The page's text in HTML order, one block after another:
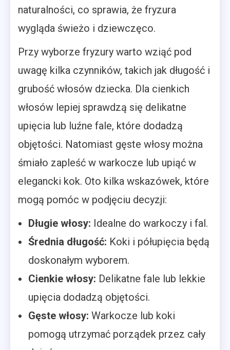
naturalności, co sprawia, że fryzura
wygląda świeżo i dziewczęco.
Przy wyborze fryzury warto wziąć pod
uwagę kilka czynników, takich jak długość i
grubość włosów dziecka. Dla cienkich
włosów lepiej sprawdzą się delikatne
upięcia lub luźne fale, które dodadzą
objętości. Natomiast gęste włosy można
śmiało zapleść w warkocze lub upiąć w
elegancki kok. Oto kilka wskazówek, które
mogą pomóc w podjęciu decyzji:
Długie włosy: Idealne do warkoczy i fal.
Średnia długość: Koki i półupięcia będą
doskonałym wyborem.
Cienkie włosy: Delikatne fale lub lekkie
upięcia dodadzą objętości.
Gęste włosy: Warkocze lub koki
pomogą utrzymać porządek przez cały